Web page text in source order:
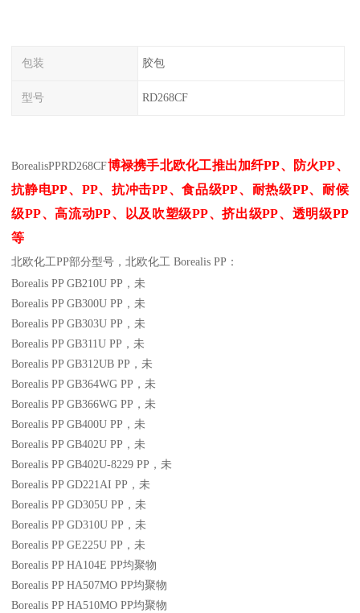
包装 胶包
型号 RD268CF
BorealisPPRD268CF博禄携手北欧化工推出加纤PP、防火PP、
抗静电PP、 PP、抗冲击PP、食品级PP、耐热级PP、耐候
级PP、高流动PP、以及吹塑级PP、挤出级PP、透明级PP
等
北欧化工PP部分型号，北欧化工 Borealis PP：
Borealis PP GB210U PP ，未
Borealis PP GB300U PP ，未
Borealis PP GB303U PP ，未
Borealis PP GB311U PP ，未
Borealis PP GB312UB PP ，未
Borealis PP GB364WG PP ，未
Borealis PP GB366WG PP ，未
Borealis PP GB400U PP ，未
Borealis PP GB402U PP ，未
Borealis PP GB402U-8229 PP ，未
Borealis PP GD221AI PP ，未
Borealis PP GD305U PP ，未
Borealis PP GD310U PP ，未
Borealis PP GE225U PP ，未
Borealis PP HA104E PP均聚物
Borealis PP HA507MO PP均聚物
Borealis PP HA510MO PP均聚物